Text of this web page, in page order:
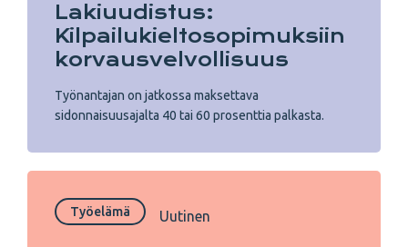
Lakiuudistus:
Kilpailukielto­sopimuksiin
korvaus­velvollisuus
Työnantajan on jatkossa maksettava
sidonnaisuusajalta 40 tai 60 prosenttia palkasta.
Työelämä Uutinen